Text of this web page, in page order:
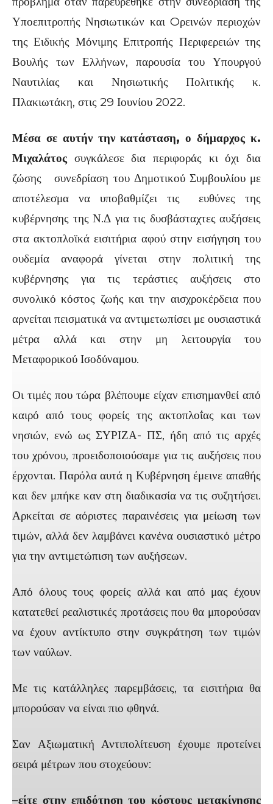
Υποεπιτροπής Νησιωτικών και Oρεινών περιοχών
της Ειδικής Μόνιμης Επιτροπής Περιφερειών της
Βουλής των Ελλήνων, παρουσία του Υπουργού
Ναυτιλίας και Νησιωτικής Πολιτικής κ.
Πλακιωτάκη, στις 29 Ιουνίου 2022.
Μέσα σε αυτήν την κατάσταση, ο δήμαρχος κ.
Μιχαλάτος συγκάλεσε δια περιφοράς κι όχι δια
ζώσης συνεδρίαση του Δημοτικού Συμβουλίου με
αποτέλεσμα να υποβαθμίζει τις ευθύνες της
κυβέρνησης της Ν.Δ για τις δυσβάσταχτες αυξήσεις
στα ακτοπλοϊκά εισιτήρια αφού στην εισήγηση του
ουδεμία αναφορά γίνεται στην πολιτική της
κυβέρνησης για τις τεράστιες αυξήσεις στο
συνολικό κόστος ζωής και την αισχροκέρδεια που
αρνείται πεισματικά να αντιμετωπίσει με ουσιαστικά
μέτρα αλλά και στην μη λειτουργία του
Μεταφορικού Ισοδύναμου.
Οι τιμές που τώρα βλέπουμε είχαν επισημανθεί από
καιρό από τους φορείς της ακτοπλοΐας και των
νησιών, ενώ ως ΣΥΡΙΖΑ- ΠΣ, ήδη από τις αρχές
του χρόνου, προειδοποιούσαμε για τις αυξήσεις που
έρχονται. Παρόλα αυτά η Κυβέρνηση έμεινε απαθής
και δεν μπήκε καν στη διαδικασία να τις συζητήσει.
Αρκείται σε αόριστες παραινέσεις για μείωση των
τιμών, αλλά δεν λαμβάνει κανένα ουσιαστικό μέτρο
για την αντιμετώπιση των αυξήσεων.
Από όλους τους φορείς αλλά και από μας έχουν
κατατεθεί ρεαλιστικές προτάσεις που θα μπορούσαν
να έχουν αντίκτυπο στην συγκράτηση των τιμών
των ναύλων.
Με τις κατάλληλες παρεμβάσεις, τα εισιτήρια θα
μπορούσαν να είναι πιο φθηνά.
Σαν Αξιωματική Αντιπολίτευση έχουμε προτείνει
σειρά μέτρων που στοχεύουν:
–είτε στην επιδότηση του κόστους μετακίνησης